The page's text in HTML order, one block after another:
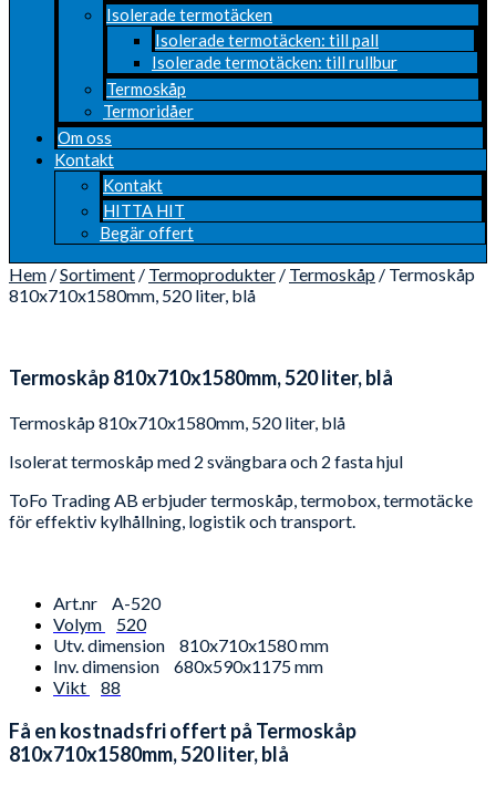
Isolerade termotäcken
Isolerade termotäcken: till pall
Isolerade termotäcken: till rullbur
Termoskåp
Termoridåer
Om oss
Kontakt
Kontakt
HITTA HIT
Begär offert
Hem /Sortiment / Termoprodukter / Termoskåp / Termoskåp
810x710x1580mm, 520 liter, blå
Termoskåp 810x710x1580mm, 520 liter, blå
Termoskåp 810x710x1580mm, 520 liter, blå
Isolerat termoskåp med 2 svängbara och 2 fasta hjul
ToFo Trading AB erbjuder termoskåp, termobox, termotäcke
för effektiv kylhållning, logistik och transport.
Art.nr
A-520
Volym
520
Utv. dimension
810x710x1580 mm
Inv. dimension
680x590x1175 mm
Vikt
88
Få en kostnadsfri offert på Termoskåp
810x710x1580mm, 520 liter, blå